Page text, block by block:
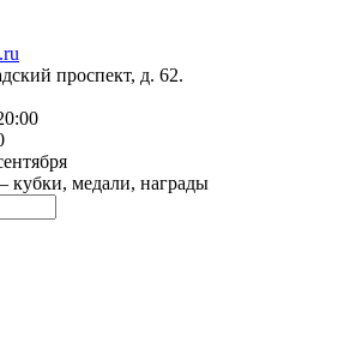
проспект, д. 62.
кубки, медали, награды